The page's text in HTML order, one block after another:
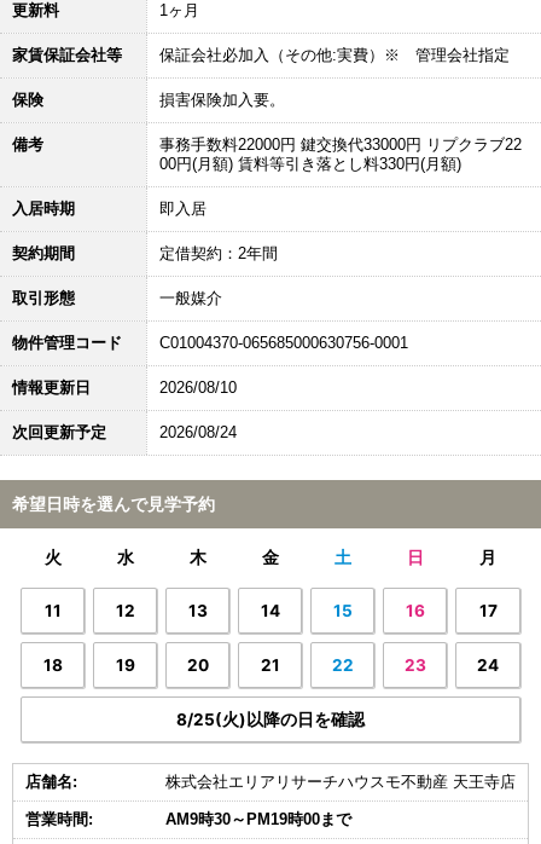
更新料 1ヶ月
家賃保証会社等 保証会社必加入（その他:実費）※ 管理会社指定
保険 損害保険加入要。
備考
事務手数料22000円 鍵交換代33000円 リプクラブ22
00円(月額) 賃料等引き落とし料330円(月額)
入居時期 即入居
契約期間 定借契約：2年間
取引形態 一般媒介
物件管理コード C01004370-065685000630756-0001
情報更新日 2026/08/10
次回更新予定 2026/08/24
希望日時を選んで見学予約
火 水 木 金 土 日 月
11 12 13 14 15 16 17
18 19 20 21 22 23 24
8/25(火)以降の日を確認
店舗名: 株式会社エリアリサーチハウスモ不動産 天王寺店
営業時間: AM9時30～PM19時00まで